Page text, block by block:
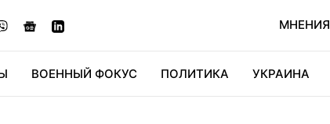
МНЕНИЯ
ВОЕННЫЙ ФОКУС ПОЛИТИКА УКРАИНА